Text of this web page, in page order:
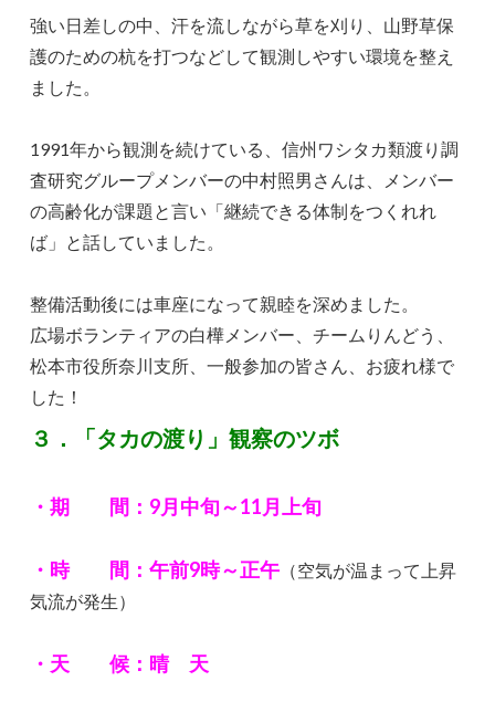
強い日差しの中、汗を流しながら草を刈り、山野草保
護のための杭を打つなどして観測しやすい環境を整え
ました。
1991年から観測を続けている、信州ワシタカ類渡り調
査研究グループメンバーの中村照男さんは、メンバー
の高齢化が課題と言い「継続できる体制をつくれれ
ば」と話していました。
整備活動後には車座になって親睦を深めました。
広場ボランティアの白樺メンバー、チームりんどう、
松本市役所奈川支所、一般参加の皆さん、お疲れ様で
した！
３．「タカの渡り」観察のツボ
・期 間：9月中旬～11月上旬
・時 間：午前9時～正午 （空気が温まって上昇
気流が発生）
・天 候：晴 天